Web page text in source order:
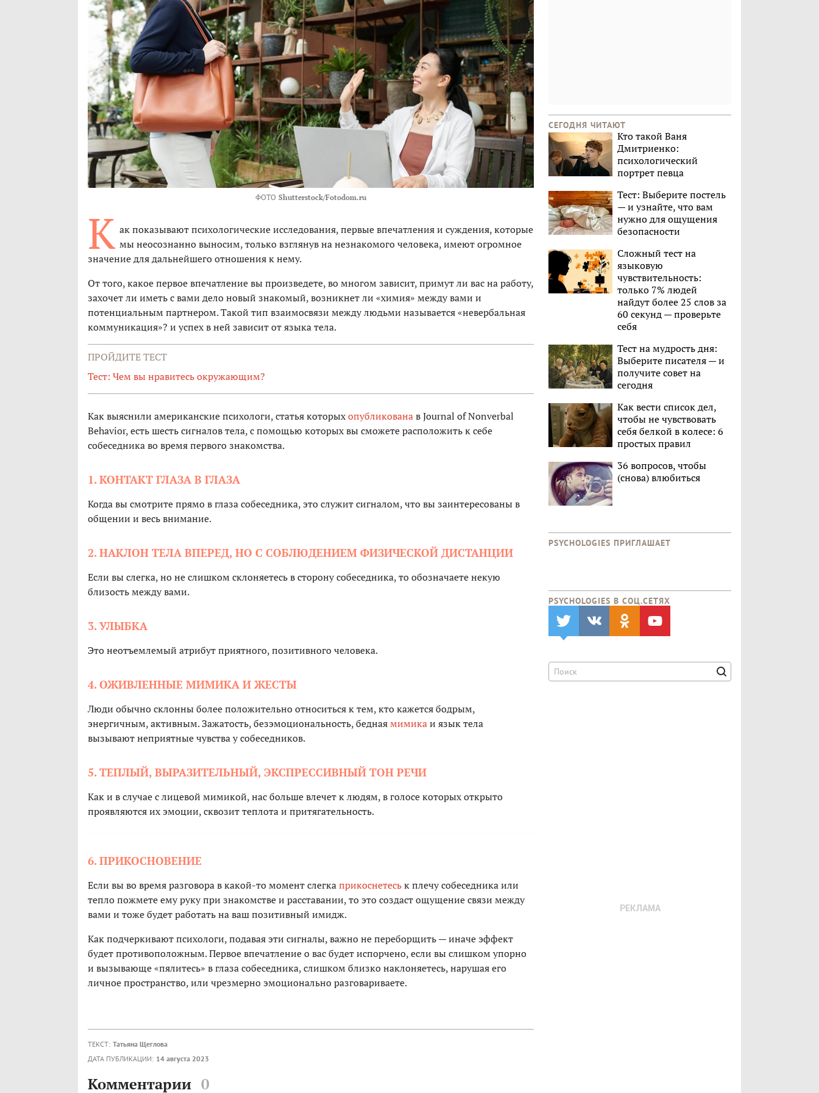
ФОТО Shutterstock/Fotodom.ru
К ак показывают психологические исследования, первые впечатления и суждения, которые
мы неосознанно выносим, только взглянув на незнакомого человека, имеют огромное
значение для дальнейшего отношения к нему.
От того, какое первое впечатление вы произведете, во многом зависит, примут ли вас на работу,
захочет ли иметь с вами дело новый знакомый, возникнет ли «химия» между вами и
потенциальным партнером. Такой тип взаимосвязи между людьми называется «невербальная
коммуникация»? и успех в ней зависит от языка тела.
ПРОЙДИТЕ ТЕСТ
Тест: Чем вы нравитесь окружающим?
Как выяснили американские психологи, статья которыхопубликованав Journal of Nonverbal
Behavior, есть шесть сигналов тела, с помощью которых вы сможете расположить к себе
собеседника во время первого знакомства.
1. КОНТАКТ ГЛАЗА В ГЛАЗА
Когда вы смотрите прямо в глаза собеседника, это служит сигналом, что вы заинтересованы в
общении и весь внимание.
2. НАКЛОН ТЕЛА ВПЕРЕД, НО С СОБЛЮДЕНИЕМ ФИЗИЧЕСКОЙ ДИСТАНЦИИ
Если вы слегка, но не слишком склоняетесь в сторону собеседника, то обозначаете некую
близость между вами.
3. УЛЫБКА
Это неотъемлемый атрибут приятного, позитивного человека.
4. ОЖИВЛЕННЫЕ МИМИКА И ЖЕСТЫ
Люди обычно склонны более положительно относиться к тем, кто кажется бодрым,
энергичным, активным. Зажатость, безэмоциональность, беднаямимикаи язык тела
вызывают неприятные чувства у собеседников.
5. ТЕПЛЫЙ, ВЫРАЗИТЕЛЬНЫЙ, ЭКСПРЕССИВНЫЙ ТОН РЕЧИ
Как и в случае с лицевой мимикой, нас больше влечет к людям, в голосе которых открыто
проявляются их эмоции, сквозит теплота и притягательность.
6. ПРИКОСНОВЕНИЕ
Если вы во время разговора в какой-то момент слегкаприкоснетеськ плечу собеседника или
тепло пожмете ему руку при знакомстве и расставании, то это создаст ощущение связи между
вами и тоже будет работать на ваш позитивный имидж.
Как подчеркивают психологи, подавая эти сигналы, важно не переборщить — иначе эффект
будет противоположным. Первое впечатление о вас будет испорчено, если вы слишком упорно
и вызывающе «пялитесь» в глаза собеседника, слишком близко наклоняетесь, нарушая его
личное пространство, или чрезмерно эмоционально разговариваете.
ТЕКСТ: Татьяна Щеглова
ДАТА ПУБЛИКАЦИИ: 14 августа 2023
Комментарии 0
СЕГОДНЯ ЧИТАЮТ
Кто такой Ваня
Дмитриенко:
психологический
портрет певца
Тест: Выберите постель
— и узнайте, что вам
нужно для ощущения
безопасности
Сложный тест на
языковую
чувствительность:
только 7% людей
найдут более 25 слов за
60 секунд — проверьте
себя
Тест на мудрость дня:
Выберите писателя — и
получите совет на
сегодня
Как вести список дел,
чтобы не чувствовать
себя белкой в колесе: 6
простых правил
36 вопросов, чтобы
(снова) влюбиться
PSYCHOLOGIES ПРИГЛАШАЕТ
PSYCHOLOGIES В CОЦ.СЕТЯХ